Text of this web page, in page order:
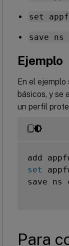
set
save ns
Ejemplo
En el
básicos, y se
un perfil
add
set
save ns
Para